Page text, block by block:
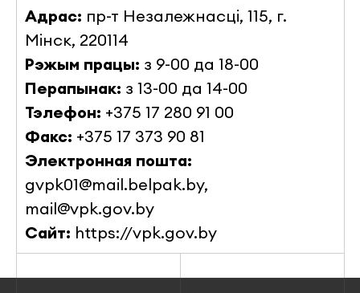
Адрас: пр-т Незалежнасці, 115, г.
Мінск, 220114
Рэжым працы: з 9-00 да 18-00
Перапынак: з 13-00 да 14-00
Тэлефон: +375 17 280 91 00
Факс: +375 17 373 90 81
Электронная пошта:
gvpk01@mail.belpak.by,
mail@vpk.gov.by
Сайт: https://vpk.gov.by